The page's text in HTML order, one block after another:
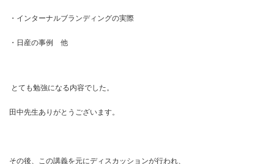
・インターナルブランディングの実際
・日産の事例 他
とても勉強になる内容でした。
田中先生ありがとうございます。
その後、この講義を元にディスカッションが行われ、